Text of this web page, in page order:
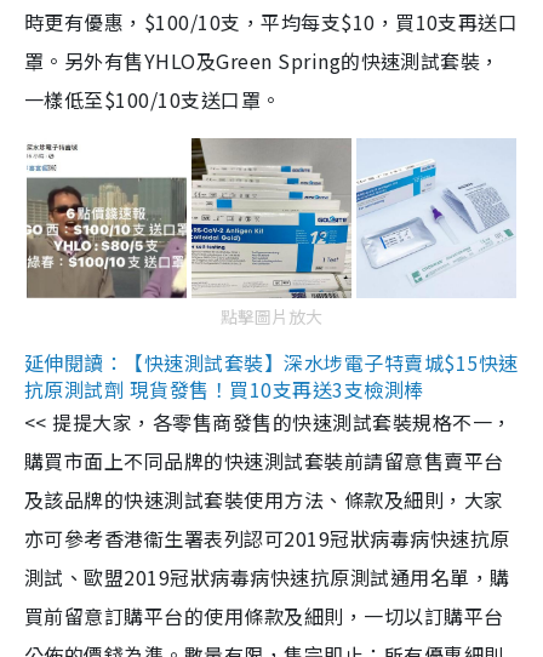
時更有優惠，$100/10支，平均每支$10，買10支再送口
罩。另外有售YHLO及Green Spring的快速測試套裝，
一樣低至$100/10支送口罩。
點擊圖片放大
延伸閱讀：【快速測試套裝】深水埗電子特賣城$15快速
抗原測試劑 現貨發售！買10支再送3支檢測棒
<< 提提大家，各零售商發售的快速測試套裝規格不一，
購買市面上不同品牌的快速測試套裝前請留意售賣平台
及該品牌的快速測試套裝使用方法、條款及細則，大家
亦可參考香港衞生署表列認可2019冠狀病毒病快速抗原
測試、歐盟2019冠狀病毒病快速抗原測試通用名單，購
買前留意訂購平台的使用條款及細則，一切以訂購平台